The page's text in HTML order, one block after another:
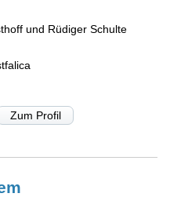
und Rüdiger Schulte
Zum Profil